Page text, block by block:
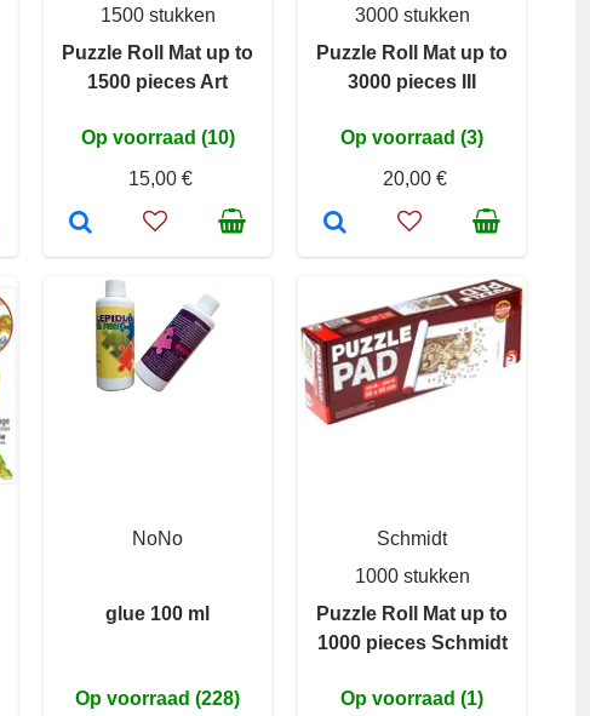
1500 stukken
Puzzle Roll Mat up to
1500 pieces Art
Op voorraad (10)
15,00 €
3000 stukken
Puzzle Roll Mat up to
3000 pieces III
Op voorraad (3)
20,00 €
NoNo
glue 100 ml
Op voorraad (228)
Schmidt
1000 stukken
Puzzle Roll Mat up to
1000 pieces Schmidt
Op voorraad (1)